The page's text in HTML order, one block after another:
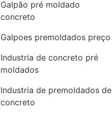
Galpão pré moldado
concreto
Galpoes premoldados preço
Industria de concreto pré
moldados
Industria de premoldados de
concreto